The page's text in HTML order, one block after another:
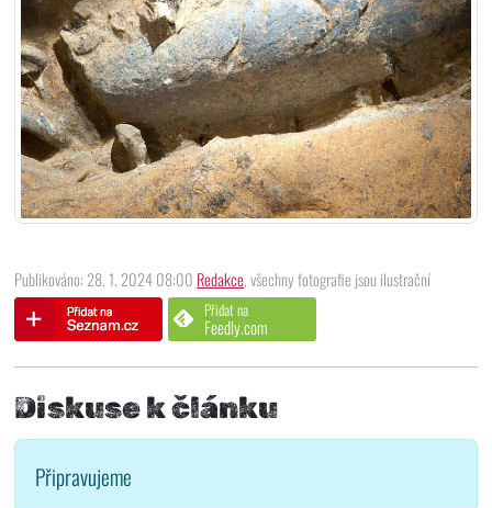
Publikováno: 28. 1. 2024 08:00 Redakce, všechny fotografie jsou ilustrační
Přidat na
Feedly.com
Diskuse k článku
Připravujeme